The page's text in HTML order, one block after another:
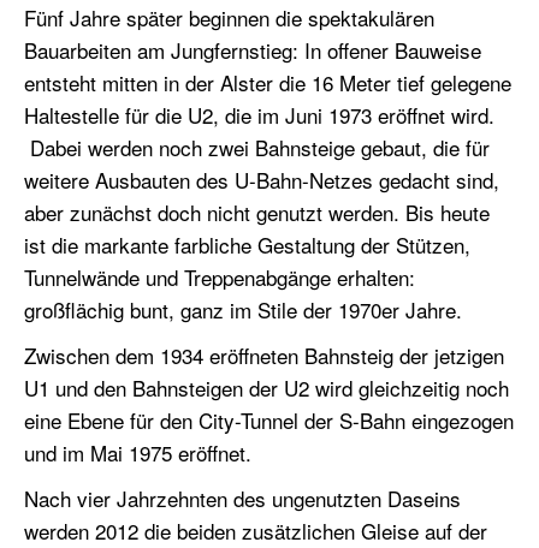
Fünf Jahre später beginnen die spektakulären
Bauarbeiten am Jungfernstieg: In offener Bauweise
entsteht mitten in der Alster die 16 Meter tief gelegene
Haltestelle für die U2, die im Juni 1973 eröffnet wird.
Dabei werden noch zwei Bahnsteige gebaut, die für
weitere Ausbauten des U-Bahn-Netzes gedacht sind,
aber zunächst doch nicht genutzt werden. Bis heute
ist die markante farbliche Gestaltung der Stützen,
Tunnelwände und Treppenabgänge erhalten:
großflächig bunt, ganz im Stile der 1970er Jahre.
Zwischen dem 1934 eröffneten Bahnsteig der jetzigen
U1 und den Bahnsteigen der U2 wird gleichzeitig noch
eine Ebene für den City-Tunnel der S-Bahn eingezogen
und im Mai 1975 eröffnet.
Nach vier Jahrzehnten des ungenutzten Daseins
werden 2012 die beiden zusätzlichen Gleise auf der